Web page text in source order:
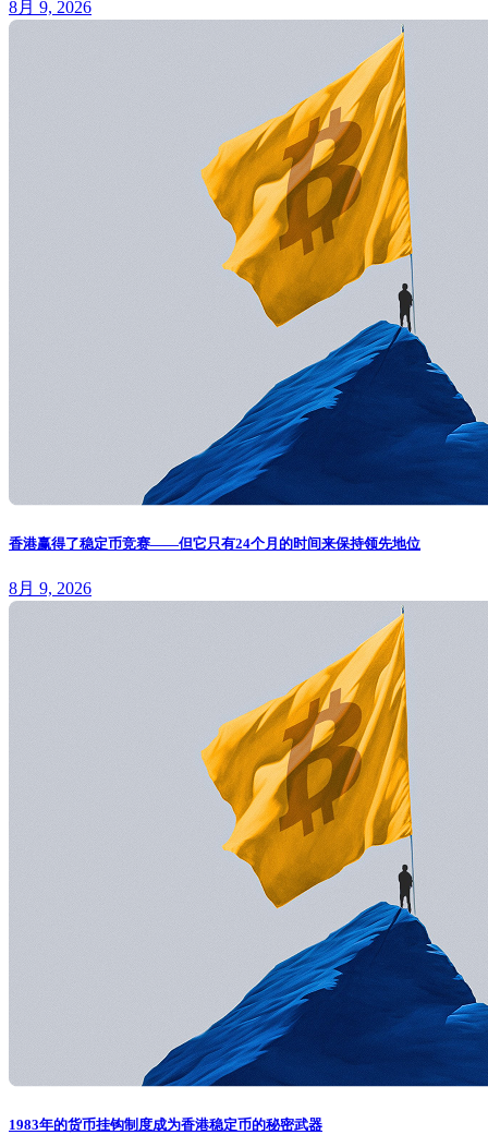
8月 9, 2026
香港赢得了稳定币竞赛——但它只有24个月的时间来保持领先地位
8月 9, 2026
1983年的货币挂钩制度成为香港稳定币的秘密武器